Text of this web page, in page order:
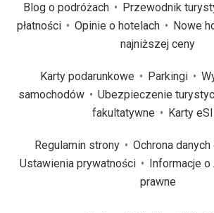
Blog o podróżach Przewodnik
płatności
Opinie o hotelach Nowe
najniższej ceny
Karty podarunkowe Parkingi
samochodów
Ubezpieczenie
fakultatywne
Karty
Regulamin strony
Ochrona
Ustawienia prywatności
Informacje o
prawne